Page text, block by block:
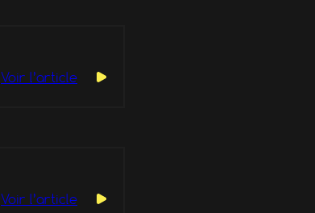
Voir l’article
Voir l’article